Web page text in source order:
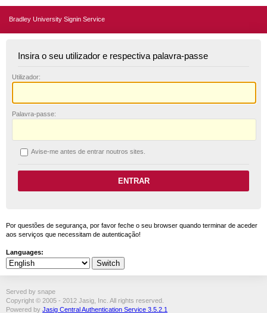
Bradley University Signin Service
Insira o seu utilizador e respectiva palavra-passe
Utilizador:
Palavra-passe:
Avise-me antes de entrar noutros sites.
Por questões de segurança, por favor feche o seu browser quando terminar de aceder
aos serviços que necessitam de autenticação!
Languages:
Served by snape
Copyright © 2005 - 2012 Jasig, Inc. All rights reserved.
Powered by Jasig Central Authentication Service 3.5.2.1